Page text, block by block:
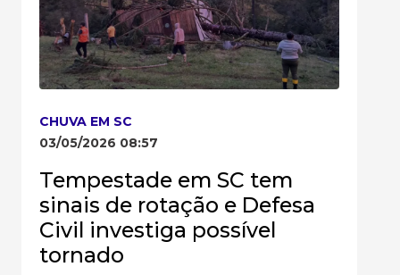
CHUVA EM SC
03/05/2026 08:57
Tempestade em SC tem
sinais de rotação e Defesa
Civil investiga possível
tornado